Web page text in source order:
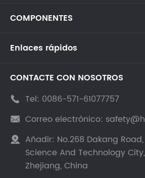
COMPONENTES
Enlaces rápidos
CONTACTE CON NOSOTROS
 Tel: 0086-571-61077757
 Correo electrónico:
 Añadir: No.268 Dakang
Science And Technology
Zhejiang, China